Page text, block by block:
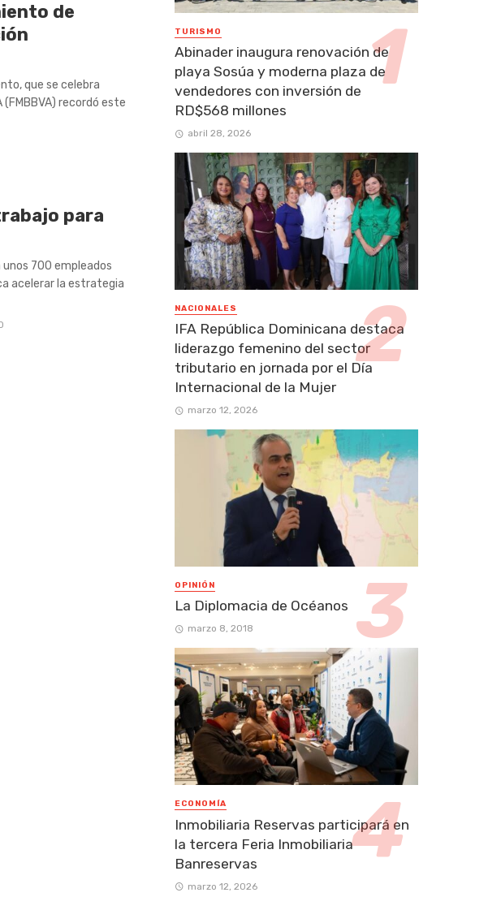
de
que se celebra
(FMBBVA) recordó este
para
700 empleados
acelerar la estrategia
TURISMO
Abinader inaugura renovación de
playa Sosúa y moderna plaza de
vendedores con inversión de
RD$568 millones
abril 28, 2026
NACIONALES
IFA República Dominicana destaca
liderazgo femenino del sector
tributario en jornada por el Día
Internacional de la Mujer
marzo 12, 2026
OPINIÓN
La Diplomacia de Océanos
marzo 8, 2018
ECONOMÍA
Inmobiliaria Reservas participará en
la tercera Feria Inmobiliaria
Banreservas
marzo 12, 2026